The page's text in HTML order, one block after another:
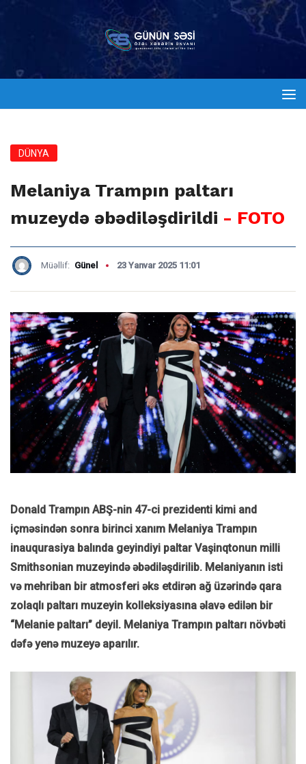
DÜNYA
Melaniya Trampın paltarı
muzeydə əbədiləşdirildi - FOTO
Müəllif: Günel 23 Yanvar 2025 11:01
Donald Trampın ABŞ-nin 47-ci prezidenti kimi and
içməsindən sonra birinci xanım Melaniya Trampın
inauqurasiya balında geyindiyi paltar Vaşinqtonun milli
Smithsonian muzeyində əbədiləşdirilib. Melaniyanın isti
və mehriban bir atmosferi əks etdirən ağ üzərində qara
zolaqlı paltarı muzeyin kolleksiyasına əlavə edilən bir
“Melanie paltarı” deyil. Melaniya Trampın paltarı növbəti
dəfə yenə muzeyə aparılır.